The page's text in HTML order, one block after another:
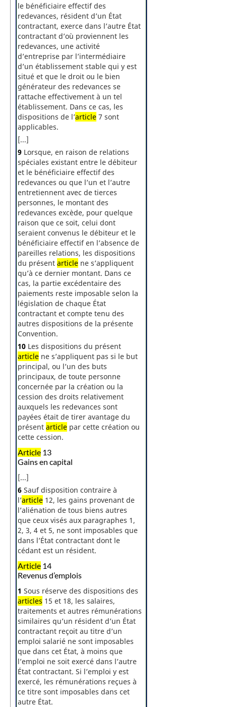
le bénéficiaire effectif des
redevances, résident d’un État
contractant, exerce dans l’autre État
contractant d’où proviennent les
redevances, une activité
d’entreprise par l’intermédiaire
d’un établissement stable qui y est
situé et que le droit ou le bien
générateur des redevances se
rattache effectivement à un tel
établissement. Dans ce cas, les
dispositions de l’article 7 sont
applicables.
[...]
9 Lorsque, en raison de relations
spéciales existant entre le débiteur
et le bénéficiaire effectif des
redevances ou que l’un et l’autre
entretiennent avec de tierces
personnes, le montant des
redevances excède, pour quelque
raison que ce soit, celui dont
seraient convenus le débiteur et le
bénéficiaire effectif en l’absence de
pareilles relations, les dispositions
du présent article ne s’appliquent
qu’à ce dernier montant. Dans ce
cas, la partie excédentaire des
paiements reste imposable selon la
législation de chaque État
contractant et compte tenu des
autres dispositions de la présente
Convention.
10 Les dispositions du présent
article ne s’appliquent pas si le but
principal, ou l’un des buts
principaux, de toute personne
concernée par la création ou la
cession des droits relativement
auxquels les redevances sont
payées était de tirer avantage du
présent article par cette création ou
cette cession.
Article 13
Gains en capital
[...]
6 Sauf disposition contraire à
l’article 12, les gains provenant de
l’aliénation de tous biens autres
que ceux visés aux paragraphes 1,
2, 3, 4 et 5, ne sont imposables que
dans l’État contractant dont le
cédant est un résident.
Article 14
Revenus d’emplois
1 Sous réserve des dispositions des
articles 15 et 18, les salaires,
traitements et autres rémunérations
similaires qu’un résident d’un État
contractant reçoit au titre d’un
emploi salarié ne sont imposables
que dans cet État, à moins que
l’emploi ne soit exercé dans l’autre
État contractant. Si l’emploi y est
exercé, les rémunérations reçues à
ce titre sont imposables dans cet
autre État.